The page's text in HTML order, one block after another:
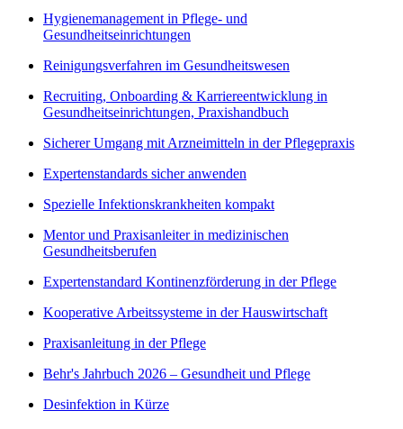
Hygienemanagement in Pflege- und
Gesundheitseinrichtungen
Reinigungsverfahren im Gesundheitswesen
Recruiting, Onboarding & Karriereentwicklung in
Gesundheitseinrichtungen, Praxishandbuch
Sicherer Umgang mit Arzneimitteln in der Pflegepraxis
Expertenstandards sicher anwenden
Spezielle Infektionskrankheiten kompakt
Mentor und Praxisanleiter in medizinischen
Gesundheitsberufen
Expertenstandard Kontinenzförderung in der Pflege
Kooperative Arbeitssysteme in der Hauswirtschaft
Praxisanleitung in der Pflege
Behr's Jahrbuch 2026 – Gesundheit und Pflege
Desinfektion in Kürze